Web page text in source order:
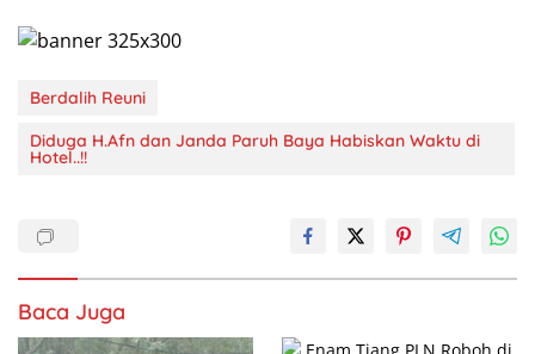
Berdalih Reuni
Diduga H.Afn dan Janda Paruh Baya Habiskan Waktu di
Hotel..!!
Baca Juga